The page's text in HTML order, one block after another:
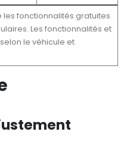
fonctionnalités gratuites
Les fonctionnalités et
le véhicule et